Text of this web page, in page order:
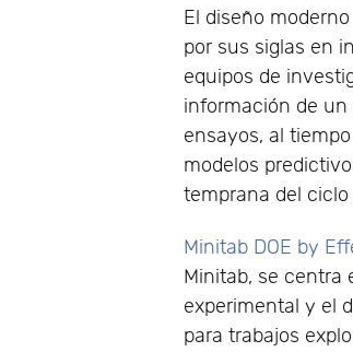
El diseño
por sus siglas en
equipos de
información de
ensayos, al
modelos
temprana del ciclo
Minitab DOE by
Minitab, se centra
experimental y el
para trabajos